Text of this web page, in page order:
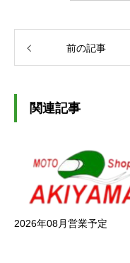
前の記事
関連記事
2026年08月営業予定